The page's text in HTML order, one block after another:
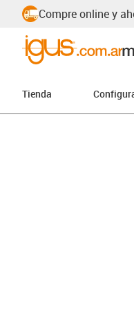
Compre online y
Tienda